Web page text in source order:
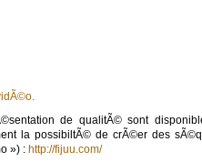
de qualitÃ© sont
la possibiltÃ© de crÃ©er des
») : http://fijuu.com/